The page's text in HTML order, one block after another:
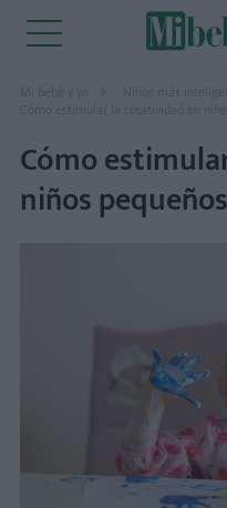
Mi bebé y yo Niños más
Cómo estimular la creatividad en
Cómo
niños